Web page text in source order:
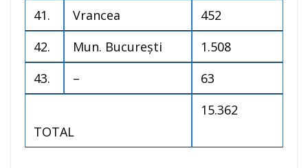
41.
Vrancea
452
42.
Mun. București
1.508
43.
– 63
TOTAL
15.362